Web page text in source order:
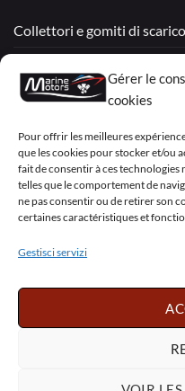
Gérer le
cookies
Pour offrir les meilleures
que les cookies pour stocker et/ou
fait de consentir à ces
telles que le comportement de
ne pas consentir ou de retirer son
certaines caractéristiques et
Gestisci servizi
Collettori e gomiti di scarico
Mercruiser
VOLVO PENTA / OMC
My Account